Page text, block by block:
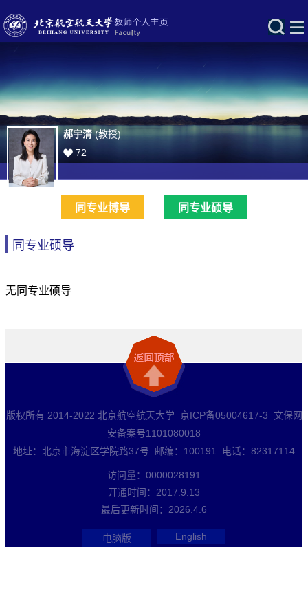
郝宇清(教授)
72
同专业博导 同专业硕导
同专业硕导
无同专业硕导
版权所有 2014-2022 北京航空航天大学 京ICP备05004617-3 文保网
安备案号1101080018
地址：北京市海淀区学院路37号 邮编：100191 电话：82317114
访问量： 0000028191
开通时间： 2017 9 13
最后更新时间： 2026 4 6
电脑版 English